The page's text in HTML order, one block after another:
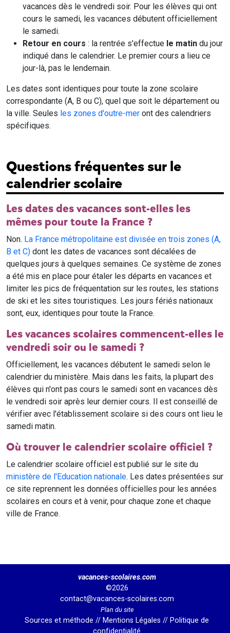
vacances dès le vendredi soir. Pour les élèves qui ont
cours le samedi, les vacances débutent officiellement
le samedi.
Retour en cours : la rentrée s'effectue le matin du jour
indiqué dans le calendrier. Le premier cours a lieu ce
jour-là, pas le lendemain.
Les dates sont identiques pour toute la zone scolaire
correspondante (A, B ou C), quel que soit le département ou
la ville. Seules les zones d'outre-mer ont des calendriers
spécifiques.
Questions fréquentes sur le
calendrier scolaire
Les dates des vacances sont-elles les
mêmes pour toute la France ?
Non. La France métropolitaine est divisée en trois zones (A,
B et C) dont les dates de vacances sont décalées de
quelques jours à quelques semaines. Ce système de zones
a été mis en place pour étaler les départs en vacances et
limiter les pics de fréquentation sur les routes, les stations
de ski et les sites touristiques. Les jours fériés nationaux
sont, eux, identiques pour toute la France.
Les vacances scolaires commencent-elles le
vendredi soir ou le samedi ?
Officiellement, les vacances débutent le samedi selon le
calendrier du ministère. Mais dans les faits, la plupart des
élèves qui n'ont pas cours le samedi sont en vacances dès
le vendredi soir après leur dernier cours. Il est conseillé de
vérifier avec l'établissement scolaire si des cours ont lieu le
samedi matin.
Où trouver le calendrier scolaire officiel ?
Le calendrier scolaire officiel est publié sur le site du
ministère de l'Education nationale. Les dates présentées sur
ce site reprennent les données officielles pour les années
scolaires en cours et à venir, pour chaque zone et chaque
ville de France.
vacances-scolaires.com
©2026
contact@vacances-scolaires.com
Plan du site
Sources et méthode // Mentions Légales // Politique de